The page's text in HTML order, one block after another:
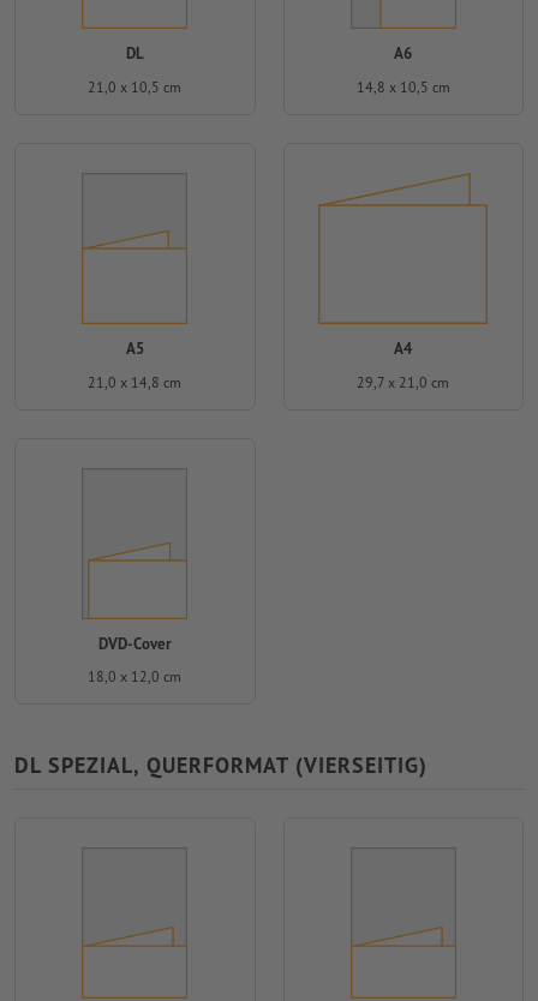
DL
21,0 x 10,5 cm
A6
14,8 x 10,5 cm
A5
21,0 x 14,8 cm
A4
29,7 x 21,0 cm
DVD-Cover
18,0 x 12,0 cm
DL SPEZIAL, QUERFORMAT (VIERSEITIG)